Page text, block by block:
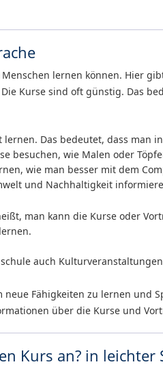
lernen können. Hier
Kurse sind oft günstig. Das
Das bedeutet, dass
besuchen, wie Malen oder
wie man besser mit dem
und Nachhaltigkeit
man kann die Kurse oder
auch
Fähigkeiten zu lernen und
über die Kurse und
Kurs an? in leichter